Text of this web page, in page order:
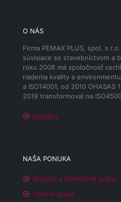
O NÁS
Firma PEMAX PLUS, spol. s
súvisiace so stavebníctvom a
roku 2008 má spoločnosť
riadenia kvality a
a ISO14001, od 2010 OHASAS
2019 transformoval na
Kontakty
NAŠA PONUKA
Búracie a demoličné práce
Zemné práce